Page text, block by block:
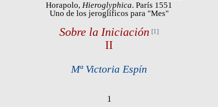
Horapolo, Hieroglyphica. París 1551
Uno de los jeroglíficos para "Mes"
Sobre la Iniciación [1]
II
Mª Victoria Espín
1